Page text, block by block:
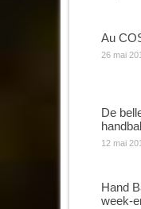
Au
26 mai
De
12 mai
Hand
week-